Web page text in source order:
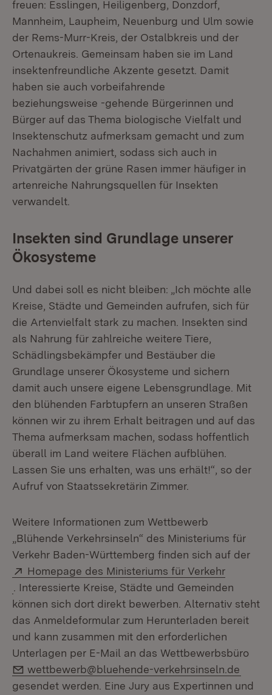
freuen: Esslingen, Heiligenberg, Donzdorf,
Mannheim, Laupheim, Neuenburg und Ulm sowie
der Rems-Murr-Kreis, der Ostalbkreis und der
Ortenaukreis. Gemeinsam haben sie im Land
insektenfreundliche Akzente gesetzt. Damit
haben sie auch vorbeifahrende
beziehungsweise -gehende Bürgerinnen und
Bürger auf das Thema biologische Vielfalt und
Insektenschutz aufmerksam gemacht und zum
Nachahmen animiert, sodass sich auch in
Privatgärten der grüne Rasen immer häufiger in
artenreiche Nahrungsquellen für Insekten
verwandelt.
Insekten sind Grundlage unserer
Ökosysteme
Und dabei soll es nicht bleiben: „Ich möchte alle
Kreise, Städte und Gemeinden aufrufen, sich für
die Artenvielfalt stark zu machen. Insekten sind
als Nahrung für zahlreiche weitere Tiere,
Schädlingsbekämpfer und Bestäuber die
Grundlage unserer Ökosysteme und sichern
damit auch unsere eigene Lebensgrundlage. Mit
den blühenden Farbtupfern an unseren Straßen
können wir zu ihrem Erhalt beitragen und auf das
Thema aufmerksam machen, sodass hoffentlich
überall im Land weitere Flächen aufblühen.
Lassen Sie uns erhalten, was uns erhält!“, so der
Aufruf von Staatssekretärin Zimmer.
Weitere Informationen zum Wettbewerb
„Blühende Verkehrsinseln“ des Ministeriums für
Verkehr Baden-Württemberg finden sich auf der
Extern:
Homepage des Ministeriums für Verkehr
(Öffnet in neuem Fenster)
. Interessierte Kreise, Städte und Gemeinden
können sich dort direkt bewerben. Alternativ steht
das Anmeldeformular zum Herunterladen bereit
und kann zusammen mit den erforderlichen
Unterlagen per E-Mail an das Wettbewerbsbüro
E-Mail:
wettbewerb@bluehende-verkehrsinseln.de
gesendet werden. Eine Jury aus Expertinnen und